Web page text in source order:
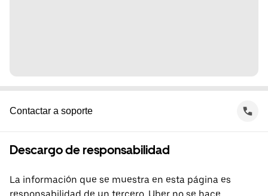
Contactar a soporte
Descargo de responsabilidad
La información que se muestra en esta página es